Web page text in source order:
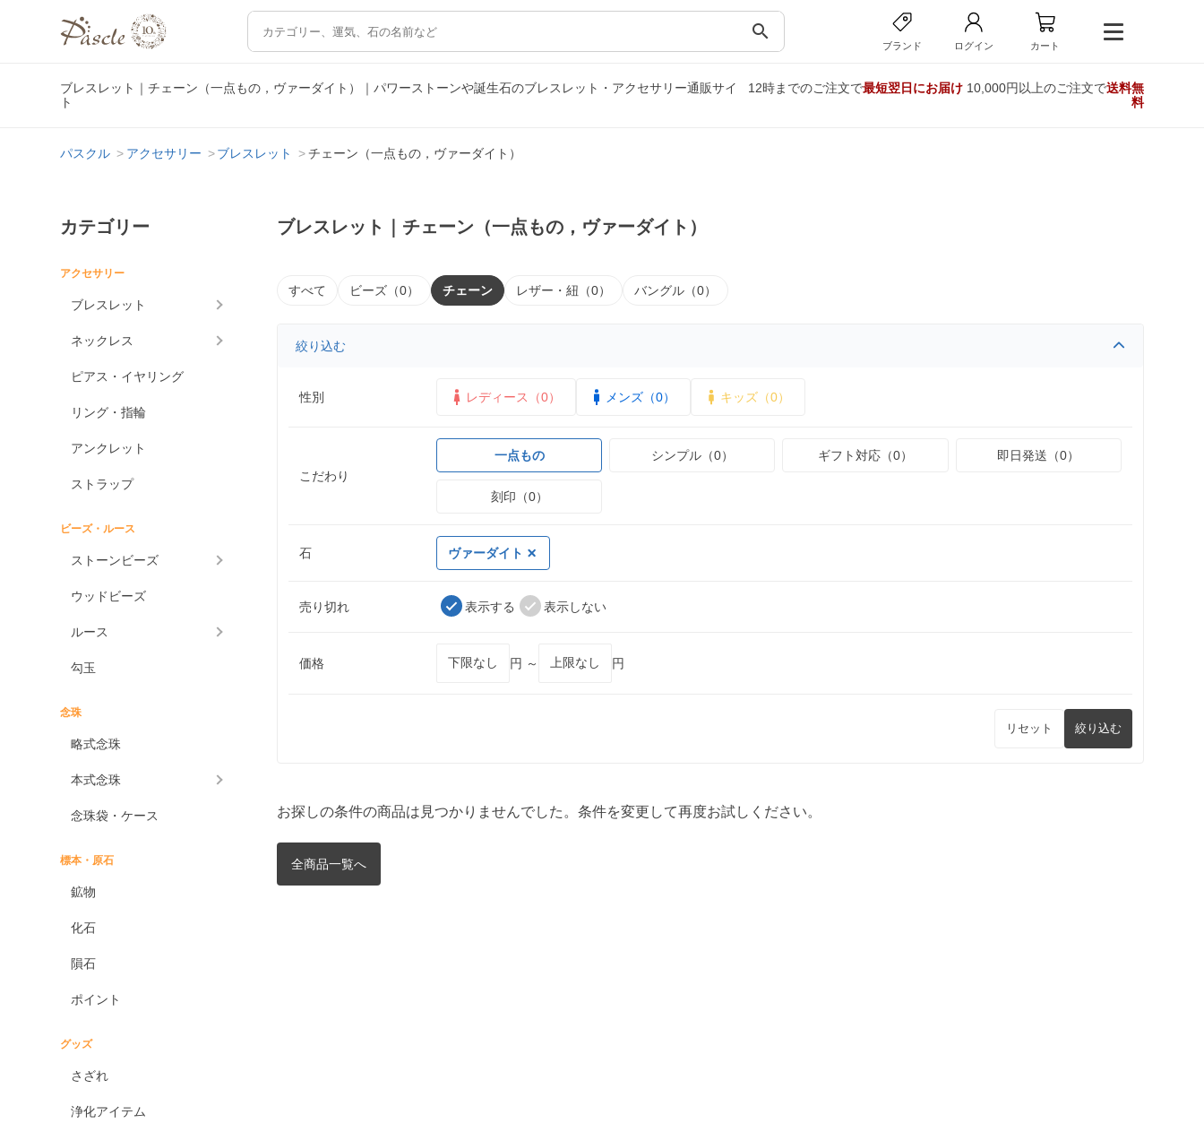
search
ブランド ログイン カート
ブレスレット｜チェーン（一点もの，ヴァーダイト）｜パワーストーンや誕生石のブレスレット・アクセサリー通販サイ
ト
12時までのご注文で最短翌日にお届け10,000円以上のご注文で送料無
料
パスクル アクセサリー ブレスレット チェーン（一点もの，ヴァーダイト）
カテゴリー
アクセサリー
ブレスレット
ネックレス
ピアス・イヤリング
リング・指輪
アンクレット
ストラップ
ビーズ・ルース
ストーンビーズ
ウッドビーズ
ルース
勾玉
念珠
略式念珠
本式念珠
念珠袋・ケース
標本・原石
鉱物
化石
隕石
ポイント
グッズ
さざれ
浄化アイテム
ブレスレット｜チェーン（一点もの，ヴァーダイト）
すべて ビーズ（0） チェーン レザー・紐（0） バングル（0）
絞り込む
性別 レディース（0） メンズ（0） キッズ（0）
こだわり
一点もの シンプル（0） ギフト対応（0） 即日発送（0）
刻印（0）
石 ヴァーダイト
売り切れ 表示する 表示しない
価格 円 ～ 円
リセット 絞り込む
お探しの条件の商品は見つかりませんでした。条件を変更して再度お試しください。
全商品一覧へ